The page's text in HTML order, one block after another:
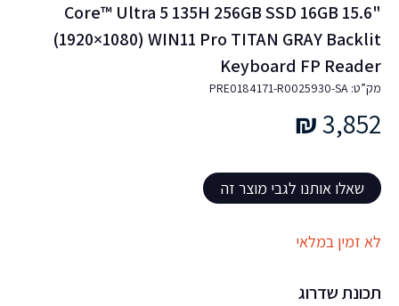
Core™ Ultra 5 135H 256GB SSD 16GB 15.6"
(1920×1080) WIN11 Pro TITAN GRAY Backlit
Keyboard FP Reader
מק”ט: PRE0184171-R0025930-SA
3,852
₪
שאלו אותנו לגבי מוצר זה
לא זמין במלאי
תכונת שדרוג